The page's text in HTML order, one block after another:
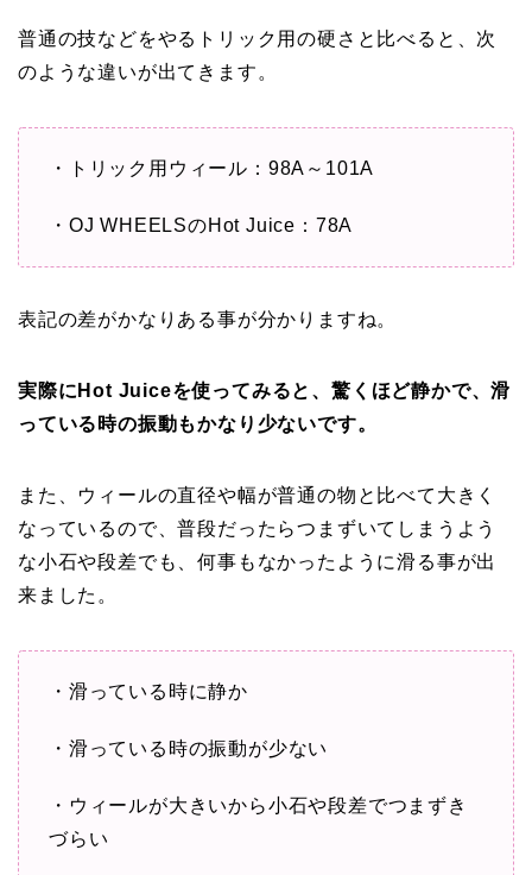
普通の技などをやるトリック用の硬さと比べると、次
のような違いが出てきます。
・トリック用ウィール：98A～101A
・OJ WHEELSのHot Juice：78A
表記の差がかなりある事が分かりますね。
実際にHot Juiceを使ってみると、驚くほど静かで、滑
っている時の振動もかなり少ないです。
また、ウィールの直径や幅が普通の物と比べて大きく
なっているので、普段だったらつまずいてしまうよう
な小石や段差でも、何事もなかったように滑る事が出
来ました。
・滑っている時に静か
・滑っている時の振動が少ない
・ウィールが大きいから小石や段差でつまずき
づらい